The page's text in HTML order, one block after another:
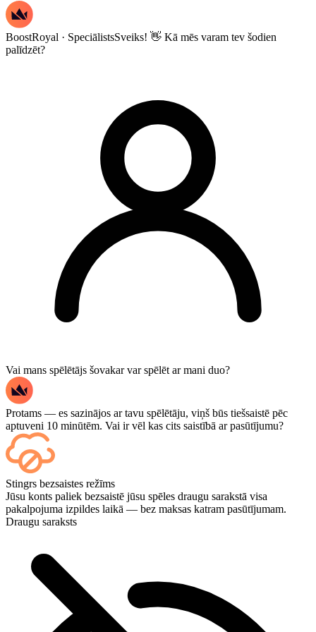
BoostRoyal · SpeciālistsSveiks! 👋 Kā mēs varam tev šodien
palīdzēt?
Vai mans spēlētājs šovakar var spēlēt ar mani duo?
Protams — es sazinājos ar tavu spēlētāju, viņš būs tiešsaistē pēc
aptuveni 10 minūtēm. Vai ir vēl kas cits saistībā ar pasūtījumu?
Jā — katra spēle parādās jūsu informācijas panelī, tiklīdz tā ir
beigusies, un, ja vēlaties skatīties pašas spēles, pievienojiet
Straumēšanu (Streaming) norēķināšanās brīdī.
Stingrs bezsaistes režīms
Jūsu konts paliek bezsaistē jūsu spēles draugu sarakstā visa
pakalpojuma izpildes laikā — bez maksas katram pasūtījumam.
Draugu saraksts